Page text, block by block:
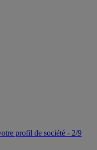
profil de société - 2/9